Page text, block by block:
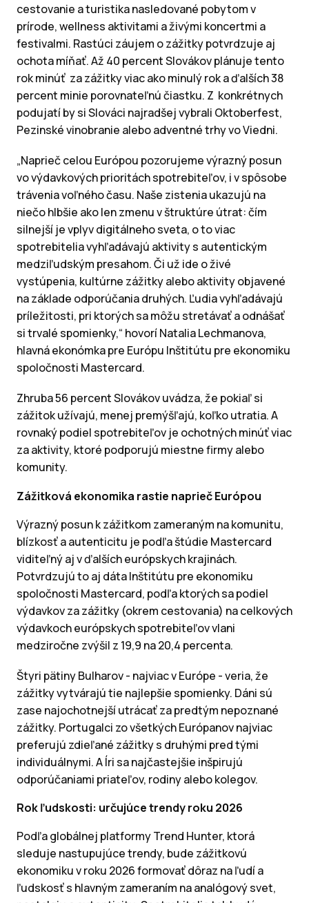
cestovanie a turistika nasledované pobytom v
prírode, wellness aktivitami a živými koncertmi a
festivalmi. Rastúci záujem o zážitky potvrdzuje aj
ochota míňať. Až 40 percent Slovákov plánuje tento
rok minúť za zážitky viac ako minulý rok a ďalších 38
percent minie porovnateľnú čiastku. Z konkrétnych
podujatí by si Slováci najradšej vybrali Oktoberfest,
Pezinské vinobranie alebo adventné trhy vo Viedni.
„Naprieč celou Európou pozorujeme výrazný posun
vo výdavkových prioritách spotrebiteľov, i v spôsobe
trávenia voľného času. Naše zistenia ukazujú na
niečo hlbšie ako len zmenu v štruktúre útrat: čím
silnejší je vplyv digitálneho sveta, o to viac
spotrebitelia vyhľadávajú aktivity s autentickým
medziľudským presahom. Či už ide o živé
vystúpenia, kultúrne zážitky alebo aktivity objavené
na základe odporúčania druhých. Ľudia vyhľadávajú
príležitosti, pri ktorých sa môžu stretávať a odnášať
si trvalé spomienky,“ hovorí Natalia Lechmanova,
hlavná ekonómka pre Európu Inštitútu pre ekonomiku
spoločnosti Mastercard.
Zhruba 56 percent Slovákov uvádza, že pokiaľ si
zážitok užívajú, menej premýšľajú, koľko utratia. A
rovnaký podiel spotrebiteľov je ochotných minúť viac
za aktivity, ktoré podporujú miestne firmy alebo
komunity.
Zážitková ekonomika rastie naprieč Európou
Výrazný posun k zážitkom zameraným na komunitu,
blízkosť a autenticitu je podľa štúdie Mastercard
viditeľný aj v ďalších európskych krajinách.
Potvrdzujú to aj dáta Inštitútu pre ekonomiku
spoločnosti Mastercard, podľa ktorých sa podiel
výdavkov za zážitky (okrem cestovania) na celkových
výdavkoch európskych spotrebiteľov vlani
medziročne zvýšil z 19,9 na 20,4 percenta.
Štyri pätiny Bulharov - najviac v Európe - veria, že
zážitky vytvárajú tie najlepšie spomienky. Dáni sú
zase najochotnejší utrácať za predtým nepoznané
zážitky. Portugalci zo všetkých Európanov najviac
preferujú zdieľané zážitky s druhými pred tými
individuálnymi. A Íri sa najčastejšie inšpirujú
odporúčaniami priateľov, rodiny alebo kolegov.
Rok ľudskosti: určujúce trendy roku 2026
Podľa globálnej platformy Trend Hunter, ktorá
sleduje nastupujúce trendy, bude zážitkovú
ekonomiku v roku 2026 formovať dôraz na ľudí a
ľudskosť s hlavným zameraním na analógový svet,